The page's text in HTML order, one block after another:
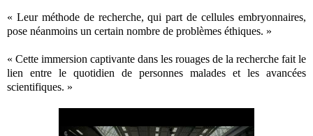
« Leur méthode de recherche, qui part de cellules embryonnaires,
pose néanmoins un certain nombre de problèmes éthiques. »
« Cette immersion captivante dans les rouages de la recherche fait le
lien entre le quotidien de personnes malades et les avancées
scientifiques. »